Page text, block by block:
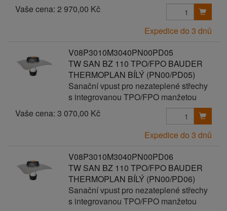
Vaše cena: 2 970,00 Kč
Expedice do 3 dnů
V08P3010M3040PN00PD05
TW SAN BZ 110 TPO/FPO BAUDER
THERMOPLAN BÍLÝ (PN00/PD05)
Sanační vpust pro nezateplené střechy
s integrovanou TPO/FPO manžetou
Vaše cena: 3 070,00 Kč
Expedice do 3 dnů
V08P3010M3040PN00PD06
TW SAN BZ 110 TPO/FPO BAUDER
THERMOPLAN BÍLÝ (PN00/PD06)
Sanační vpust pro nezateplené střechy
s integrovanou TPO/FPO manžetou